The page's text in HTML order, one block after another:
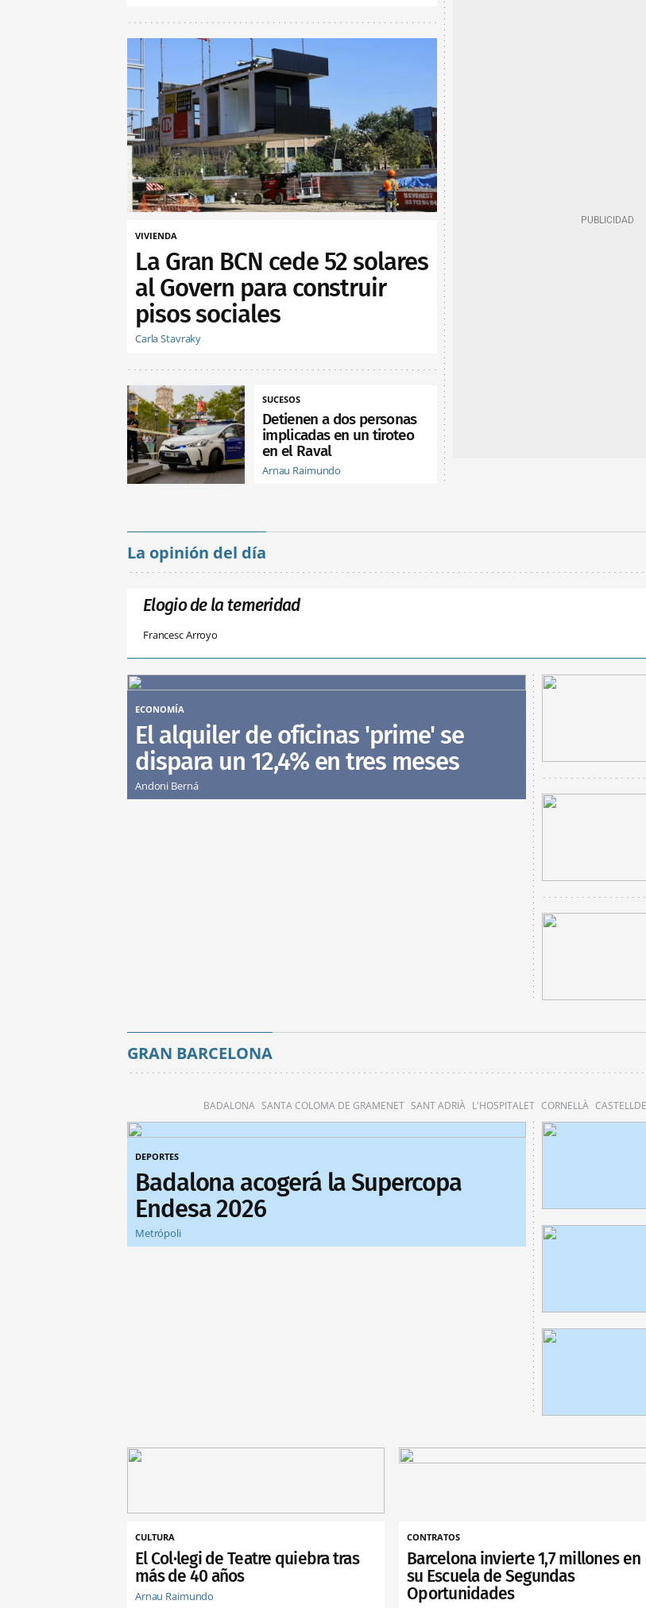
VIVIENDA
La Gran BCN cede 52 solares
al Govern para construir
pisos sociales
Carla Stavraky
SUCESOS
Detienen a dos personas
implicadas en un tiroteo
en el Raval
Arnau Raimundo
La opinión del día
Elogio de la temeridad
Francesc Arroyo
ECONOMÍA
El alquiler de oficinas 'prime' se
dispara un 12,4% en tres meses
Andoni Berná
GRAN BARCELONA
BADALONA SANTA COLOMA DE GRAMENET SANT ADRIÀ L'HOSPITALET CORNELLÀ
DEPORTES
Badalona acogerá la Supercopa
Endesa 2026
Metrópoli
CULTURA
El Col·legi de Teatre quiebra tras
más de 40 años
Arnau Raimundo
CONTRATOS
Barcelona invierte 1,7 millones en
su Escuela de Segundas
Oportunidades